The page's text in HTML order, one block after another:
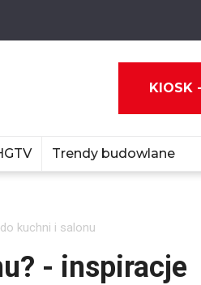
KIOSK
Trendy budowlane
kuchni i salonu
- inspiracje